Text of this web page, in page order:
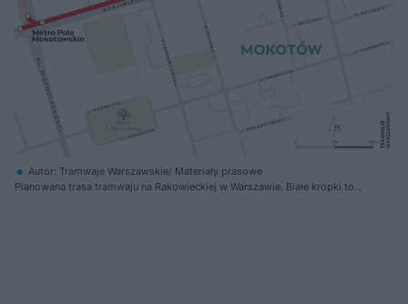
Autor: Tramwaje Warszawskie/ Materiały prasowe
Planowana trasa tramwaju na Rakowieckiej w Warszawie. Białe kropki to